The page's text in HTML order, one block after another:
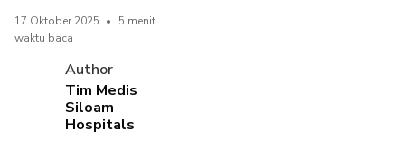
17 Oktober 2025 •
5 menit
waktu baca
Author
Tim Medis
Siloam
Hospitals